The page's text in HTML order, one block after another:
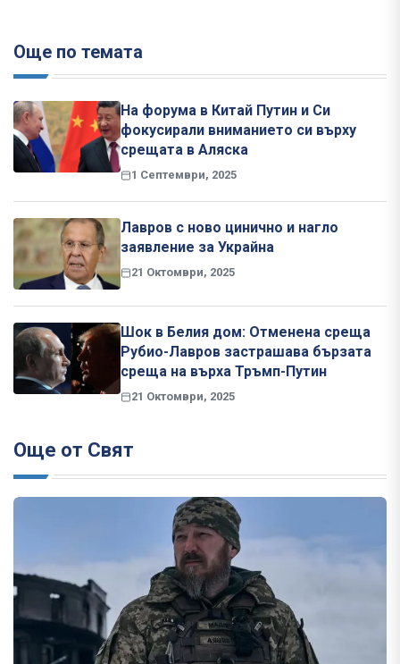
Още по темата
На форума в Китай Путин и Си
фокусирали вниманието си върху
срещата в Аляска
1 Септември, 2025
Лавров с ново цинично и нагло
заявление за Украйна
21 Октомври, 2025
Шок в Белия дом: Отменена среща
Рубио-Лавров застрашава бързата
среща на върха Тръмп-Путин
21 Октомври, 2025
Още от Свят